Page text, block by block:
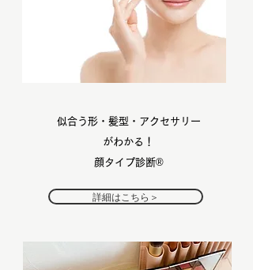
似合う形・髪型・アクセサリー
がわかる！
顔タイプ診断®︎
詳細はこちら＞